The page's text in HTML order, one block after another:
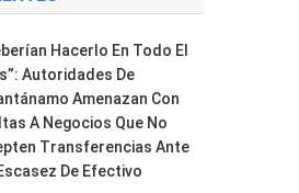
Hacerlo En Todo El
Autoridades De
Amenazan Con
A Negocios Que No
Transferencias Ante
De Efectivo